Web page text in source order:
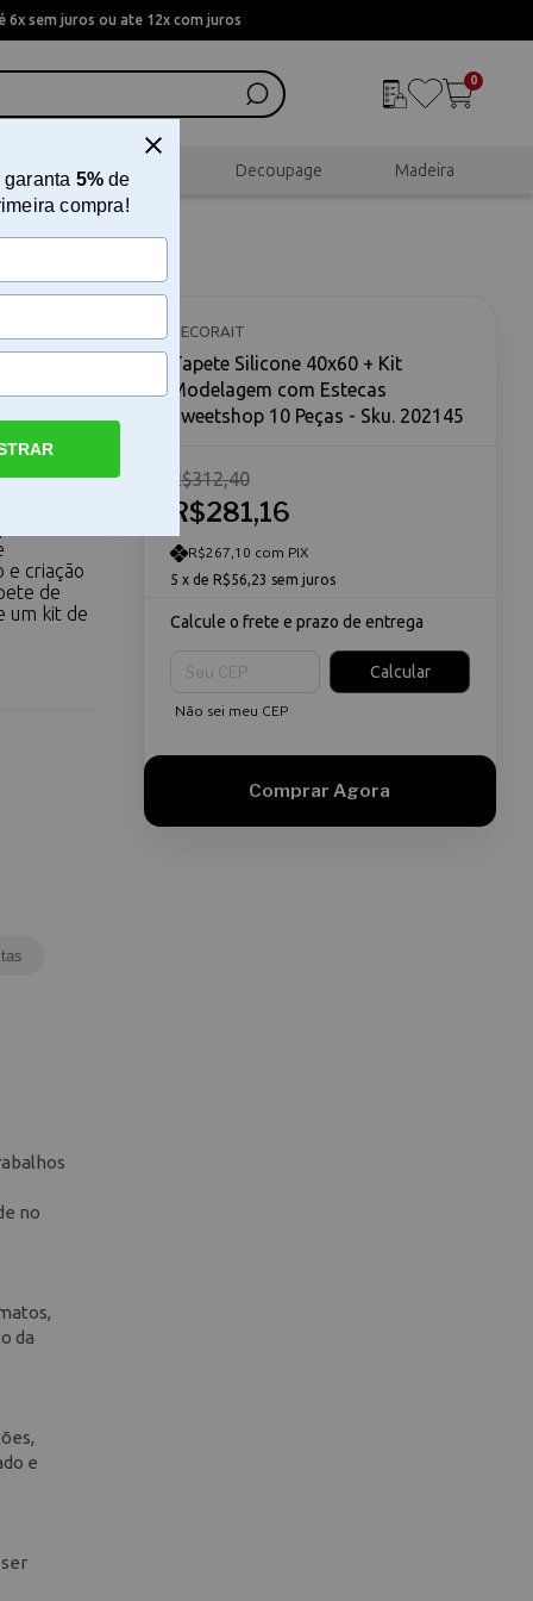
6x sem juros ou ate 12x com juros
0
Scrapbook Decoupage Madeira
Estecas
e criação
de
um kit de
DECORAIT
Tapete Silicone 40x60 + Kit
Modelagem com Estecas
Sweetshop 10 Peças - Sku. 202145
R$281,16
R$312,40
R$267,10 com PIX
5 x de R$56,23 sem juros
Calcule o frete e prazo de entrega
Calcular
Não sei meu CEP
no
da
e
5%de
compra!